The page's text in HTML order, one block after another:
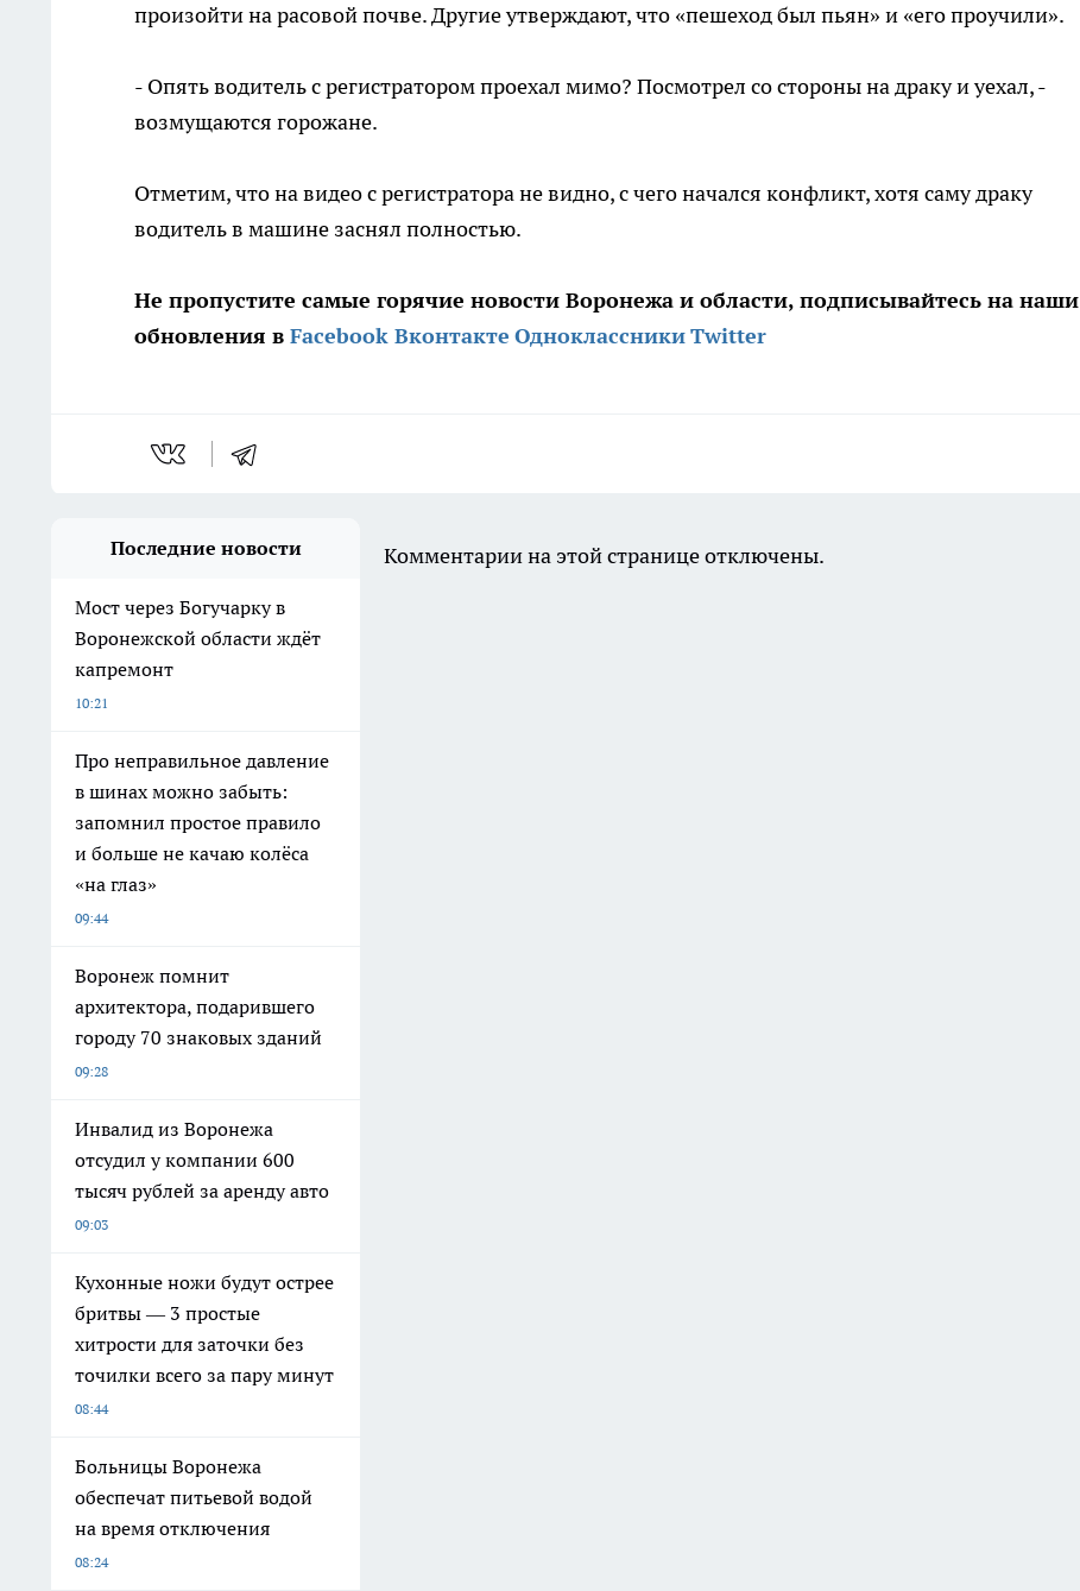
произойти на расовой почве. Другие утверждают, что «пешеход был пьян» и «его проучили».
- Опять водитель с регистратором проехал мимо? Посмотрел со стороны на драку и уехал, -
возмущаются горожане.
Отметим, что на видео с регистратора не видно, с чего начался конфликт, хотя саму драку
водитель в машине заснял полностью.
Не пропустите самые горячие новости Воронежа и области, подписывайтесь на наши
обновления в Facebook Вконтакте ОдноклассникиTwitter
Последние новости
Мост через Богучарку в
Воронежской области ждёт
капремонт
10:21
Про неправильное давление
в шинах можно забыть:
запомнил простое правило
и больше не качаю колёса
«на глаз»
09:44
Воронеж помнит
архитектора, подарившего
городу 70 знаковых зданий
09:28
Инвалид из Воронежа
отсудил у компании 600
тысяч рублей за аренду авто
09:03
Кухонные ножи будут острее
бритвы — 3 простые
хитрости для заточки без
точилки всего за пару минут
08:44
Больницы Воронежа
обеспечат питьевой водой
на время отключения
08:24
Комментарии на этой странице отключены.